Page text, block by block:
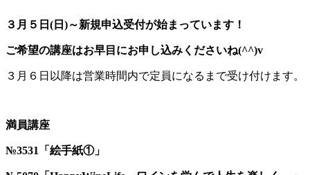
３月５日(日)～新規申込受付が始まっています！
ご希望の講座はお早目にお申し込みくださいね(^^)v
３月６日以降は営業時間内で定員になるまで受け付けます。
満員講座
№3531「絵手紙①」